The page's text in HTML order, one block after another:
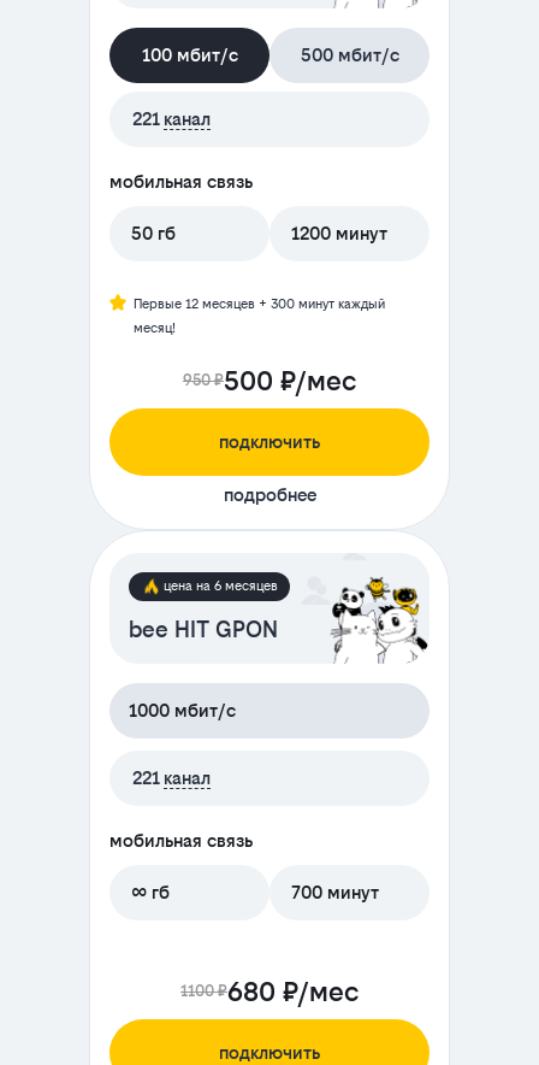
100 мбит/с 500 мбит/с
221 канал
мобильная связь
50 гб 1200 минут
Первые 12 месяцев + 300 минут каждый
месяц!
950 ₽500 ₽/мес
подключить
подробнее
цена на 6 месяцев
bee HIT GPON
1000 мбит/с
221 канал
мобильная связь
∞ гб 700 минут
1100 ₽680 ₽/мес
подключить